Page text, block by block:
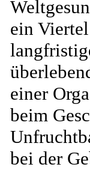
ein
einer
beim
bei der